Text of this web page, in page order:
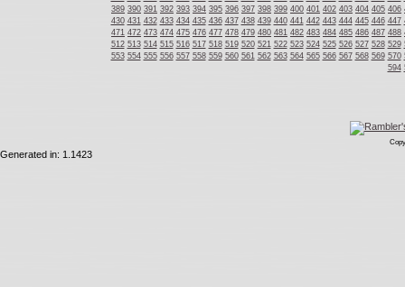
389 390 391 392 393 394 395 396 397 398 399 400 401 402 403 404 405 406
430 431 432 433 434 435 436 437 438 439 440 441 442 443 444 445 446 447
471 472 473 474 475 476 477 478 479 480 481 482 483 484 485 486 487 488
512 513 514 515 516 517 518 519 520 521 522 523 524 525 526 527 528 529
553 554 555 556 557 558 559 560 561 562 563 564 565 566 567 568 569 570
594
Generated in: 1.1423